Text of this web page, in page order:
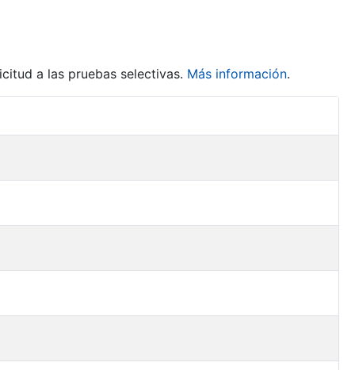
a las pruebas selectivas. Más información.